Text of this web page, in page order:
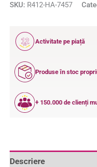
SKU: R412-HA-7457
12
ANI
Activitate pe piață
Produse în stoc
+ 150.000 de clienți
Descriere